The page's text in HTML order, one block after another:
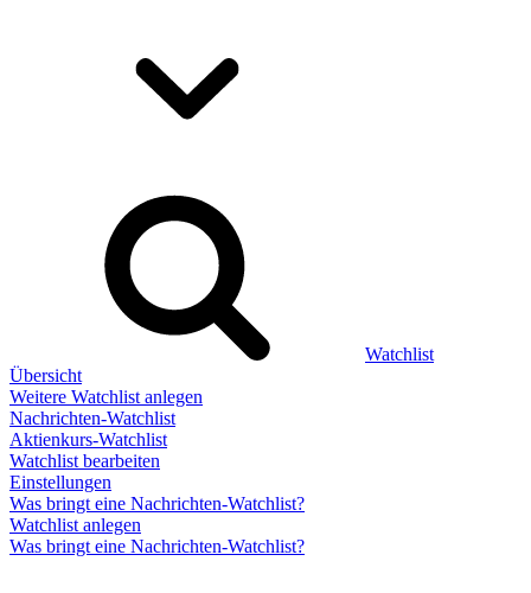
Watchlist
Übersicht
Weitere Watchlist anlegen
Nachrichten-Watchlist
Aktienkurs-Watchlist
Watchlist bearbeiten
Einstellungen
Was bringt eine Nachrichten-Watchlist?
Watchlist anlegen
Was bringt eine Nachrichten-Watchlist?